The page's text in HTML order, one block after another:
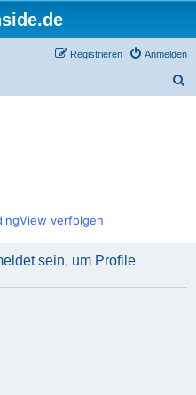
Anmelden
Registrieren
verfolgen
sein, um Profile